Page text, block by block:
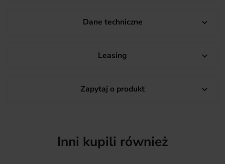
Dane techniczne 
Leasing 
Zapytaj o produkt 
Inni kupili również